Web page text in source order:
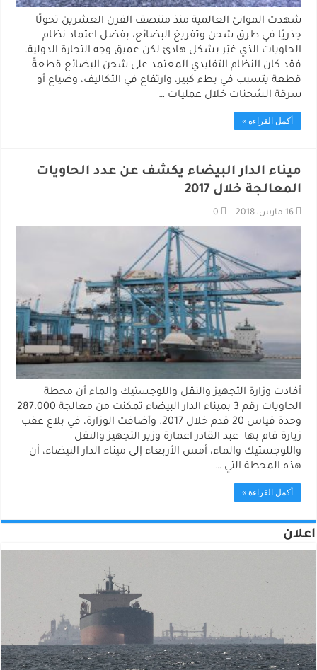
شهدت الموانئ العالمية منذ منتصف القرن العشرين تحولًا
جذريًا في طرق شحن وتفريغ البضائع، بفضل اعتماد نظام
الحاويات الذي غيّر بشكل هادئ لكن عميق وجه التجارة الدولية.
فقد كان النظام التقليدي المعتمد على شحن البضائع قطعةً
قطعة يتسبب في بطء كبير، وارتفاع في التكاليف، وضياع أو
سرقة الشحنات خلال عمليات …
أكمل القراءة »
ميناء الدار البيضاء يكشف عن عدد الحاويات
المعالجة خلال 2017
16 مارس، 2018 0
أفادت وزارة التجهيز والنقل واللوجستيك والماء أن محطة
الحاويات رقم 3 بميناء الدار البيضاء تمكنت من معالجة 287.000
وحدة قياس 20 قدم خلال 2017. وأضافت الوزارة، في بلاغ عقب
زيارة قام بها عبد القادر اعمارة وزير التجهيز والنقل
واللوجستيك والماء، أمس الأربعاء إلى ميناء الدار البيضاء، أن
هذه المحطة التي …
أكمل القراءة »
اعلان